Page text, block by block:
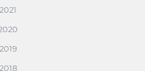
2021
2019
2018